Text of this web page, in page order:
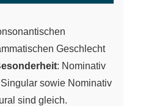
Geschlecht
: Nominativ
sowie Nominativ
sind gleich.